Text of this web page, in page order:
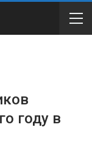
году в